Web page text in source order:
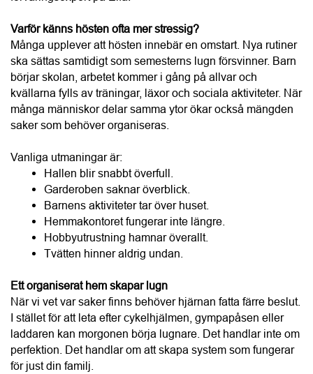
Hallen blir snabbt överfull.
Garderoben saknar överblick.
Barnens aktiviteter tar över huset.
Hemmakontoret fungerar inte längre.
Hobbyutrustning hamnar överallt.
Tvätten hinner aldrig undan.
När vi vet var saker finns behöver hjärnan fatta färre beslut.
I stället för att leta efter cykelhjälmen, gympapåsen eller
laddaren kan morgonen börja lugnare. Det handlar inte om
perfektion. Det handlar om att skapa system som fungerar
för just din familj.
– Den bästa förvaringen är den som gör det enkelt att göra
rätt. Om det är lätt att lägga tillbaka sakerna kommer också
Hallen – hemmets viktigaste arbetsplats
Hallen är kanske hemmets mest underskattade rum. Här
passerar alla flera gånger om dagen. Det är också här
dagens tempo ofta sätts. Om hallen fungerar känns resten
av dagen enklare.